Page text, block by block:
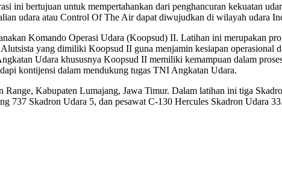
ini bertujuan untuk mempertahankan dari penghancuran kekuatan
udara atau Control Of The Air dapat diwujudkan di wilayah udara
Komando Operasi Udara (Koopsud) II. Latihan ini merupakan
yang dimiliki Koopsud II guna menjamin kesiapan operasional
Udara khususnya Koopsud II memiliki kemampuan dalam
kontijensi dalam mendukung tugas TNI Angkatan Udara.
Kabupaten Lumajang, Jawa Timur. Dalam latihan ini tiga
737 Skadron Udara 5, dan pesawat C-130 Hercules Skadron Udara